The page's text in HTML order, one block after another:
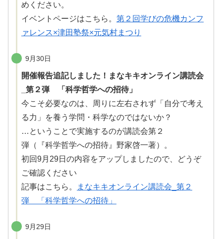
めください。
イベントページはこちら。 第２回学びの危機カンフ
ァレンス×津田塾祭×元気村まつり
9月30日
開催報告追記しました！まなキキオンライン講読会
_第２弾 「科学哲学への招待」
今こそ必要なのは、周りに左右されず「自分で考え
る力」を養 う学問・科学なのではないか？
…ということで実施するのが講読会第２
弾 （『科学哲学への招待 』 野家啓一著）。
初回9月29日の内容をアップしましたので、どうぞ
ご確認ください
記事はこちら。
まなキキオンライン講読会_第２
弾 「科学哲学への招待」
9月29日